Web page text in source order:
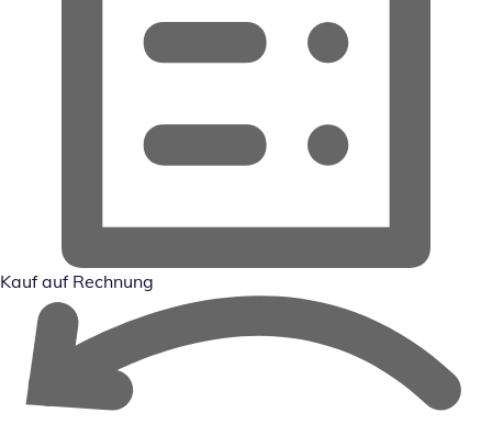
Kauf auf Rechnung